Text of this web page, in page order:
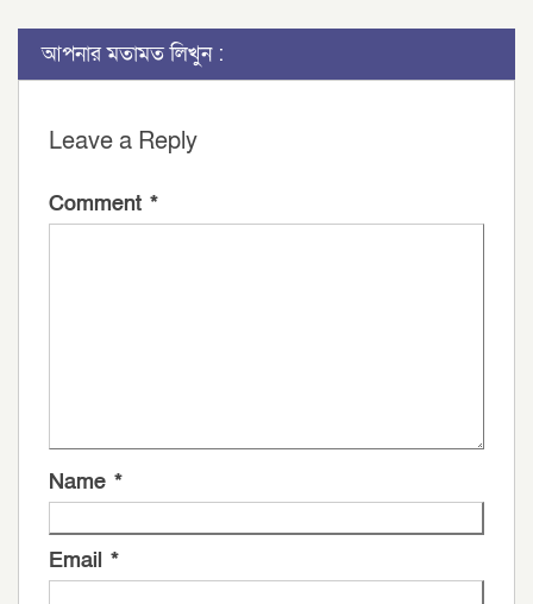
আপনার মতামত লিখুন :
Leave a Reply
Comment *
Name *
Email *